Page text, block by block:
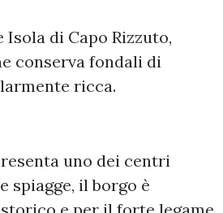
di Capo Rizzuto,
conserva fondali di
ricca.
uno dei centri
spiagge, il borgo è